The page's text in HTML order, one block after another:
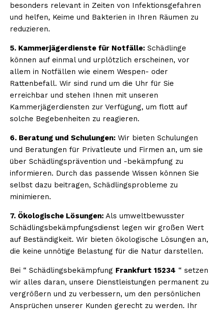
besonders relevant in Zeiten von Infektionsgefahren
und helfen, Keime und Bakterien in Ihren Räumen zu
reduzieren.
5. Kammerjägerdienste für Notfälle: Schädlinge
können auf einmal und urplötzlich erscheinen, vor
allem in Notfällen wie einem Wespen- oder
Rattenbefall. Wir sind rund um die Uhr für Sie
erreichbar und stehen Ihnen mit unseren
Kammerjägerdiensten zur Verfügung, um flott auf
solche Begebenheiten zu reagieren.
6. Beratung und Schulungen: Wir bieten Schulungen
und Beratungen für Privatleute und Firmen an, um sie
über Schädlingsprävention und -bekämpfung zu
informieren. Durch das passende Wissen können Sie
selbst dazu beitragen, Schädlingsprobleme zu
minimieren.
7. Ökologische Lösungen: Als umweltbewusster
Schädlingsbekämpfungsdienst legen wir großen Wert
auf Beständigkeit. Wir bieten ökologische Lösungen an,
die keine unnötige Belastung für die Natur darstellen.
Bei “ Schädlingsbekämpfung Frankfurt 15234 “ setzen
wir alles daran, unsere Dienstleistungen permanent zu
vergrößern und zu verbessern, um den persönlichen
Ansprüchen unserer Kunden gerecht zu werden. Ihr